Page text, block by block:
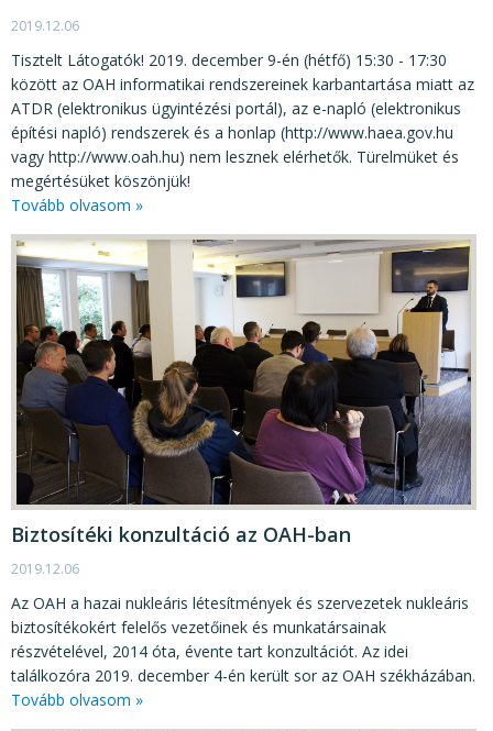
2019.12.06
Tisztelt Látogatók! 2019. december 9-én (hétfő) 15:30 - 17:30
között az OAH informatikai rendszereinek karbantartása miatt az
ATDR (elektronikus ügyintézési portál), az e-napló (elektronikus
építési napló) rendszerek és a honlap (http://www.haea.gov.hu
vagy http://www.oah.hu) nem lesznek elérhetők. Türelmüket és
megértésüket köszönjük!
Tovább olvasom »
Biztosítéki konzultáció az OAH-ban
2019.12.06
Az OAH a hazai nukleáris létesítmények és szervezetek nukleáris
biztosítékokért felelős vezetőinek és munkatársainak
részvételével, 2014 óta, évente tart konzultációt. Az idei
találkozóra 2019. december 4-én került sor az OAH székházában.
Tovább olvasom »